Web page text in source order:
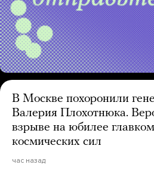
В Москве похоронили
Валерия Плохотнюка.
взрыве на юбилее
космических сил
час назад